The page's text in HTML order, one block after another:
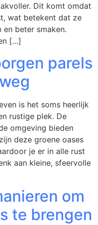
Dit komt omdat
wat betekent dat ze
beter smaken.
[…]
parels
is het soms heerlijk
rustige plek. De
omgeving bieden
deze groene oases
je er in alle rust
aan kleine, sfeervolle
om
te brengen